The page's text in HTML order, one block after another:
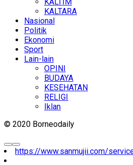
KALTIM
KALTARA
Nasional
Politik
Ekonomi
Sport
Lain-lain
OPINI
BUDAYA
KESEHATAN
RELIGI
Iklan
© 2020 Borneodaily
https://www.sanmujii.com/